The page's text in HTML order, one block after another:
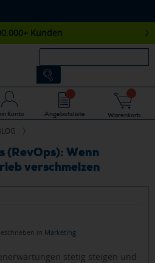
Kunden
Konto Angebotsliste Warenkorb
(RevOps): Wenn
verschmelzen
in Marketing
stetig steigen und